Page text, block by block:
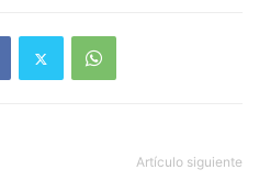
Artículo siguiente